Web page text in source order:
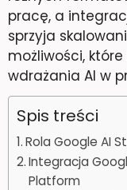
pracę, a
sprzyja
możliwości,
wdrażania AI w
Spis treści
Rola Google AI
Integracja
Platform